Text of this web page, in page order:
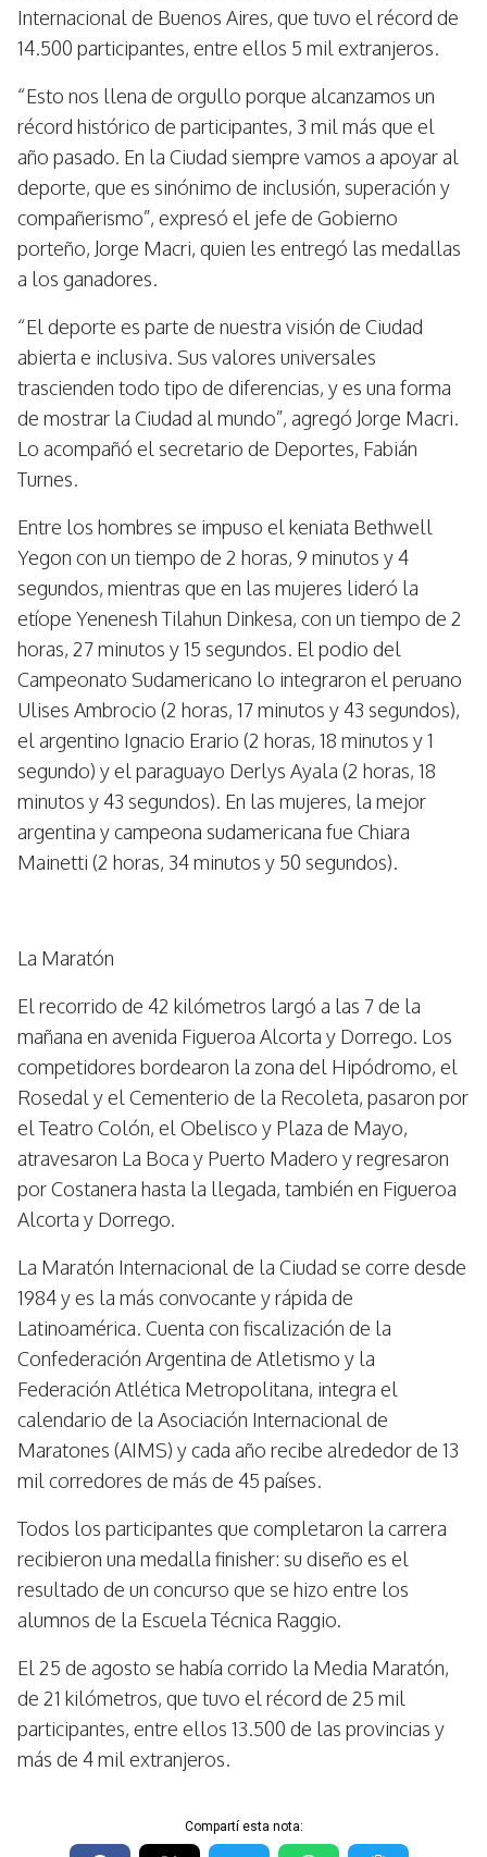
Internacional de Buenos Aires, que tuvo el récord de
14.500 participantes, entre ellos 5 mil extranjeros.
“Esto nos llena de orgullo porque alcanzamos un
récord histórico de participantes, 3 mil más que el
año pasado. En la Ciudad siempre vamos a apoyar al
deporte, que es sinónimo de inclusión, superación y
compañerismo”, expresó el jefe de Gobierno
porteño, Jorge Macri, quien les entregó las medallas
a los ganadores.
“El deporte es parte de nuestra visión de Ciudad
abierta e inclusiva. Sus valores universales
trascienden todo tipo de diferencias, y es una forma
de mostrar la Ciudad al mundo”, agregó Jorge Macri.
Lo acompañó el secretario de Deportes, Fabián
Turnes.
Entre los hombres se impuso el keniata Bethwell
Yegon con un tiempo de 2 horas, 9 minutos y 4
segundos, mientras que en las mujeres lideró la
etíope Yenenesh Tilahun Dinkesa, con un tiempo de 2
horas, 27 minutos y 15 segundos. El podio del
Campeonato Sudamericano lo integraron el peruano
Ulises Ambrocio (2 horas, 17 minutos y 43 segundos),
el argentino Ignacio Erario (2 horas, 18 minutos y 1
segundo) y el paraguayo Derlys Ayala (2 horas, 18
minutos y 43 segundos). En las mujeres, la mejor
argentina y campeona sudamericana fue Chiara
Mainetti (2 horas, 34 minutos y 50 segundos).
La Maratón
El recorrido de 42 kilómetros largó a las 7 de la
mañana en avenida Figueroa Alcorta y Dorrego. Los
competidores bordearon la zona del Hipódromo, el
Rosedal y el Cementerio de la Recoleta, pasaron por
el Teatro Colón, el Obelisco y Plaza de Mayo,
atravesaron La Boca y Puerto Madero y regresaron
por Costanera hasta la llegada, también en Figueroa
Alcorta y Dorrego.
La Maratón Internacional de la Ciudad se corre desde
1984 y es la más convocante y rápida de
Latinoamérica. Cuenta con fiscalización de la
Confederación Argentina de Atletismo y la
Federación Atlética Metropolitana, integra el
calendario de la Asociación Internacional de
Maratones (AIMS) y cada año recibe alrededor de 13
mil corredores de más de 45 países.
Todos los participantes que completaron la carrera
recibieron una medalla finisher: su diseño es el
resultado de un concurso que se hizo entre los
alumnos de la Escuela Técnica Raggio.
El 25 de agosto se había corrido la Media Maratón,
de 21 kilómetros, que tuvo el récord de 25 mil
participantes, entre ellos 13.500 de las provincias y
más de 4 mil extranjeros.
Compartí esta nota: